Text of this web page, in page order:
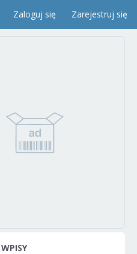
Zaloguj się Zarejestruj się